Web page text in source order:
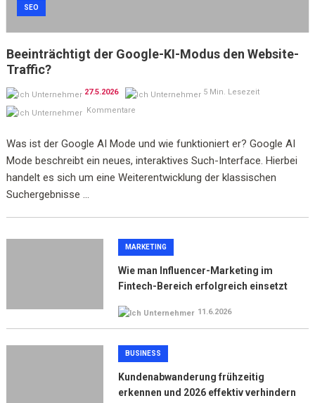
SEO
Beeinträchtigt der Google-KI-Modus den Website-
Traffic?
27.5.2026
5 Min. Lesezeit
Kommentare
Was ist der Google AI Mode und wie funktioniert er? Google AI
Mode beschreibt ein neues, interaktives Such-Interface. Hierbei
handelt es sich um eine Weiterentwicklung der klassischen
Suchergebnisse ...
MARKETING
Wie man Influencer-Marketing im
Fintech-Bereich erfolgreich einsetzt
11.6.2026
BUSINESS
Kundenabwanderung frühzeitig
erkennen und 2026 effektiv verhindern